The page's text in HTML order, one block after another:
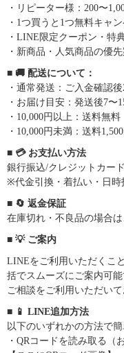
・リピーター様：200〜
・1つ買うと1つ無料キャ
・LINE限定クーポン・特
・新商品・人気商品の優
■ 🚚 配送について：
・通常発送：ご入金確認
・お届け目安：発送後7〜
・10,000円以上：送料無
・10,000円未満：送料
■ 💳 お支払い方法
銀行振込/クレジットカー
※代金引換・着払い・日時
■ 🔄 返金保証
在庫切れ・不良品の場合
■ 💡 ご案内
LINEをご利用いただくこ
括でスムーズにご案内可
ご相談をご利用いただいて
■ 📱 LINE追加方法
以下のいずれかの方法で
・QRコードを読み取る（